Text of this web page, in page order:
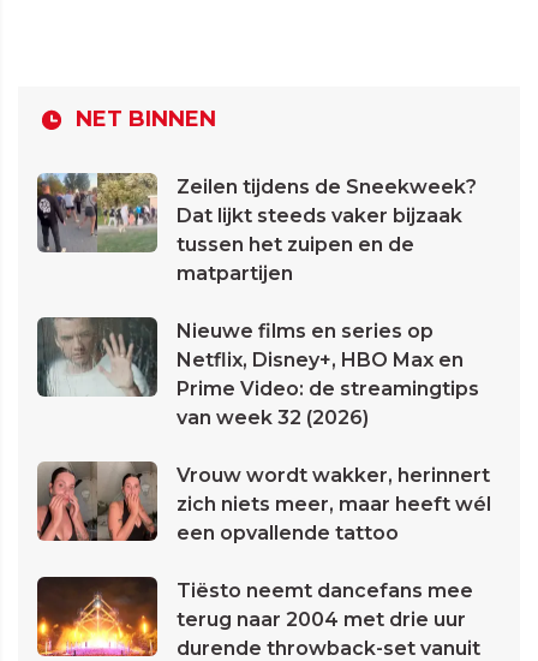
NET BINNEN
Zeilen tijdens de Sneekweek?
Dat lijkt steeds vaker bijzaak
tussen het zuipen en de
matpartijen
Nieuwe films en series op
Netflix, Disney+, HBO Max en
Prime Video: de streamingtips
van week 32 (2026)
Vrouw wordt wakker, herinnert
zich niets meer, maar heeft wél
een opvallende tattoo
Tiësto neemt dancefans mee
terug naar 2004 met drie uur
durende throwback-set vanuit